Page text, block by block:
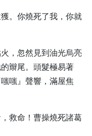
。你燒死了我，你就
，忽然見到油光烏亮
辮尾。頭髮極易著
嗤』聲響，滿屋焦
救命！曹操燒死諸葛